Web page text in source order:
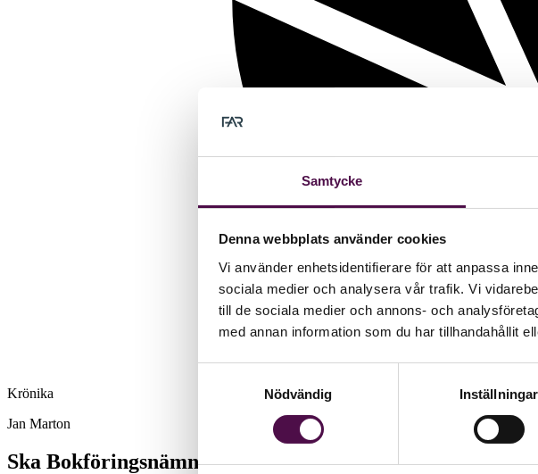
Samtycke
Denna webbplats använder cookies
Vi använder enhetsidentifierare för att anpassa
sociala medier och analysera vår trafik. Vi
till de sociala medier och annons- och
med annan information som du har tillhandahållit
Nödvändig
Inställningar
Krönika
Jan Marton
Ska Bokförings­nämnden följa lagen?